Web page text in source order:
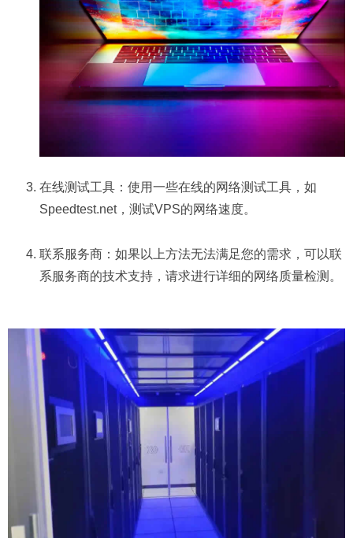
在线测试工具：使用一些在线的网络测试工具，如
Speedtest.net，测试VPS的网络速度。
联系服务商：如果以上方法无法满足您的需求，可以联
系服务商的技术支持，请求进行详细的网络质量检测。